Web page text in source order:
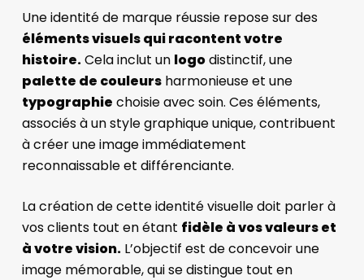
Une identité de marque réussie repose sur des
éléments visuels qui racontent votre
histoire.Cela inclut un logodistinctif, une
palette de couleursharmonieuse et une
typographie choisie avec soin. Ces éléments,
associés à un style graphique unique, contribuent
à créer une image immédiatement
reconnaissable et différenciante.
La création de cette identité visuelle doit parler à
vos clients tout en étant fidèle à vos valeurs et
à votre vision.L’objectif est de concevoir une
image mémorable, qui se distingue tout en